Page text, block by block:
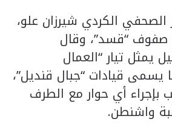
الصحفي الكردي شيرزان علو،
صفوف “قسد”، وقال
يمثل تيار “العمال
يسمى قيادات “جبال قنديل”،
بإجراء أي حوار مع الطرف
واشنطن.